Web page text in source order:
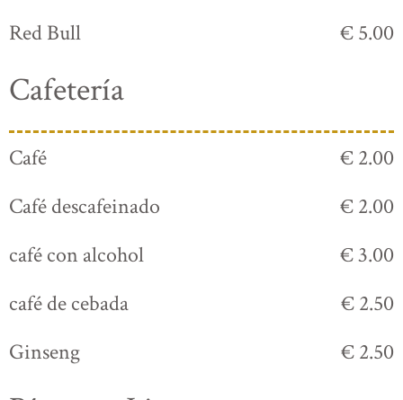
Red Bull
€ 5.00
Cafetería
Café
€ 2.00
Café descafeinado
€ 2.00
café con alcohol
€ 3.00
café de cebada
€ 2.50
Ginseng
€ 2.50